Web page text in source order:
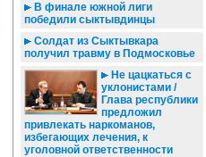
В финале южной лиги
победили сыктывдинцы
Солдат из Сыктывкара
получил травму в Подмосковье
Не цацкаться с
уклонистами /
Глава республики
предложил
привлекать наркоманов,
избегающих лечения, к
уголовной ответственности